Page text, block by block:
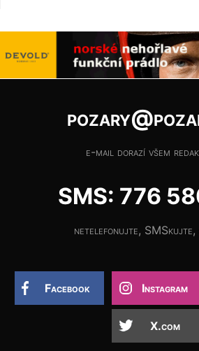
e-mail dorazí všem
SMS: 776
netelefonujte, SMSkujte,
Facebook Instagram
X.com